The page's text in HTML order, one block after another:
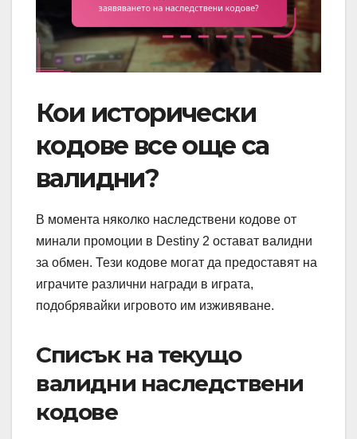
Кои исторически
кодове все още са
валидни?
В момента няколко наследствени кодове от
минали промоции в Destiny 2 остават валидни
за обмен. Тези кодове могат да предоставят на
играчите различни награди в играта,
подобрявайки игровото им изживяване.
Списък на текущо
валидни наследствени
кодове